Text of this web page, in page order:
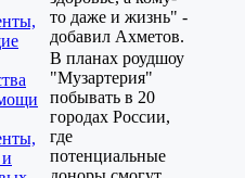
то даже и жизнь" -
добавил Ахметов.
В планах роудшоу
"Музартерия"
побывать в 20
городах России,
где
потенциальные